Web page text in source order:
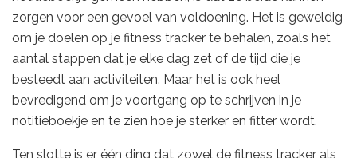
zorgen voor een gevoel van voldoening. Het is geweldig
om je doelen op je fitness tracker te behalen, zoals het
aantal stappen dat je elke dag zet of de tijd die je
besteedt aan activiteiten. Maar het is ook heel
bevredigend om je voortgang op te schrijven in je
notitieboekje en te zien hoe je sterker en fitter wordt.
Ten slotte is er één ding dat zowel de fitness tracker als